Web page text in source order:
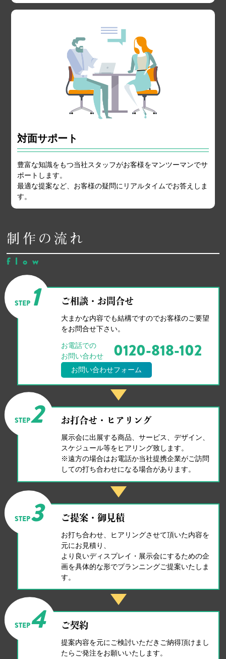
対面サポート
豊富な知識をもつ当社スタッフがお客様をマンツーマンでサ
ポートします。
最適な提案など、お客様の疑問にリアルタイムでお答えしま
す。
制作の流れ
flow
STEP1 ご相談・お問合せ
大まかな内容でも結構ですのでお客様のご要望
をお問合せ下さい。
お電話での
お問い合わせ
0120-818-102
お問い合わせフォーム
STEP2 お打合せ・ヒアリング
展示会に出展する商品、サービス、デザイン、
スケジュール等をヒアリング致します。
※遠方の場合はお電話か当社提携企業がご訪問
しての打ち合わせになる場合があります。
STEP3 ご提案・御見積
お打ち合わせ、ヒアリングさせて頂いた内容を
元にお見積り、
より良いディスプレイ・展示会にするための企
画を具体的な形でプランニングご提案いたしま
す。
STEP4 ご契約
提案内容を元にご検討いただきご納得頂けまし
たらご発注をお願いいたします。